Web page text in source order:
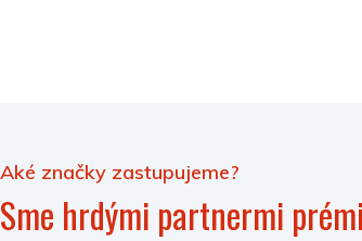
Aké značky zastupujeme?
Sme hrdými partnermi